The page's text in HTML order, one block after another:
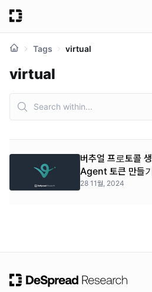
Tags virtual
virtual
버추얼 프로토콜
Agent 토큰 만들
28 11월, 2024